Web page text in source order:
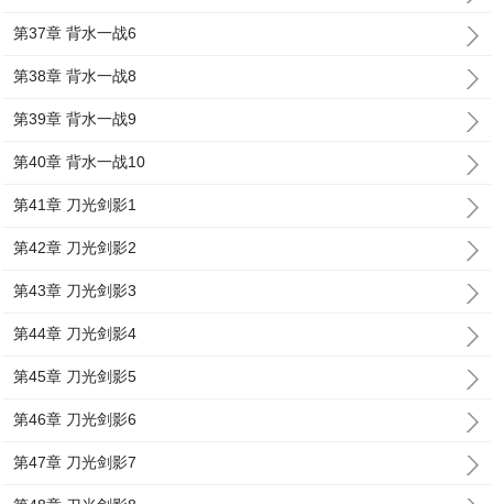
第37章 背水一战6
第38章 背水一战8
第39章 背水一战9
第40章 背水一战10
第41章 刀光剑影1
第42章 刀光剑影2
第43章 刀光剑影3
第44章 刀光剑影4
第45章 刀光剑影5
第46章 刀光剑影6
第47章 刀光剑影7